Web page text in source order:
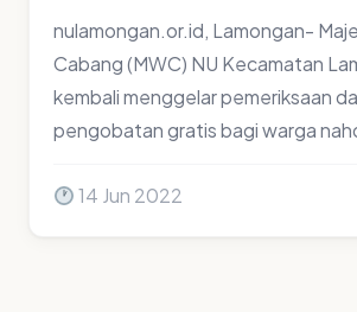
nulamongan.or.id, Lamongan-
Cabang (MWC) NU Kecamatan
kembali menggelar pemeriksaan
pengobatan gratis bagi warga
14 Jun 2022